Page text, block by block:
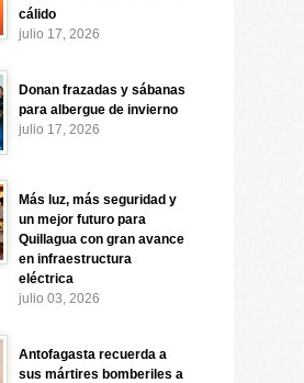
cálido
julio 17, 2026
Donan frazadas y sábanas
para albergue de invierno
julio 17, 2026
Más luz, más seguridad y
un mejor futuro para
Quillagua con gran avance
en infraestructura
eléctrica
julio 03, 2026
Antofagasta recuerda a
sus mártires bomberiles a